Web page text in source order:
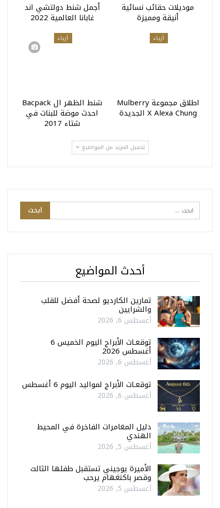
موديلات حقائب نسائية
أنيقة ومميزة
أجمل شنط دولتشي اند
غابانا العالمية 2022
أزياء
اطلاق مجموعة Mulberry
X Alexa Chung الجديدة
أزياء
شنط الظهر ال Bacpack
احدث موضة للبنات في
شتاء 2017
تحميل المزيد من المواضيع
أحدث المواضيع
تمارين الكارديو لصحة أفضل للقلب
والشرايين
أغسطس 6, 2026
توقعـات الأبراج اليوم الخميس 6
أغسطس 2026
أغسطس 6, 2026
توقعـات الأبراج لمواليد اليوم 6 أغسطس
أغسطس 6, 2026
دليل المغامرات الفاخرة في المحيط
الهندي
أغسطس 5, 2026
الأميرة يوجيني تستقبل طفلها الثالث
وقصر باكنغهام يرحب
أغسطس 5, 2026